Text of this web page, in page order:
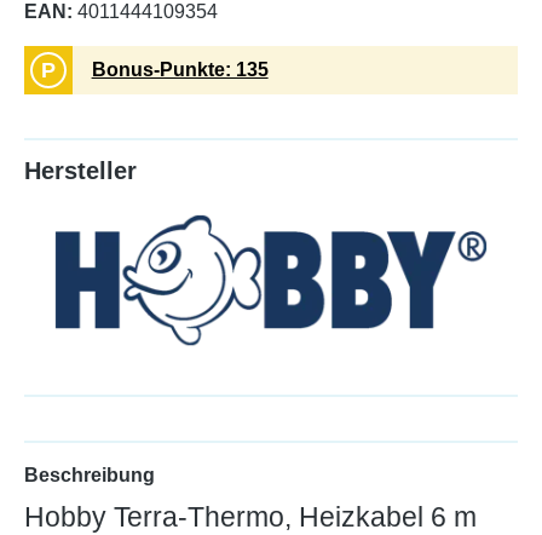
EAN: 4011444109354
P Bonus-Punkte: 135
Hersteller
Beschreibung
Hobby Terra-Thermo, Heizkabel 6 m